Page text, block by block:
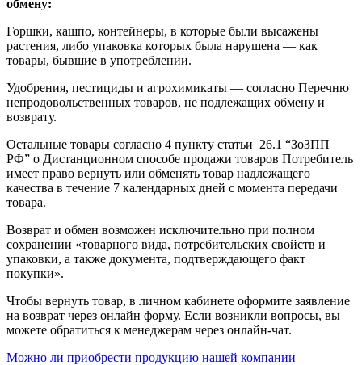
обмену:
Горшки, кашпо, контейнеры, в которые были высажены
растения, либо упаковка которых была нарушена — как
товары, бывшие в употреблении.
Удобрения, пестициды и агрохимикаты — согласно Перечню
непродовольственных товаров, не подлежащих обмену и
возврату.
Остальные товары согласно 4 пункту статьи 26.1 “ЗоЗПП
РФ” о Дистанционном способе продажи товаров Потребитель
имеет право вернуть или обменять товар надлежащего
качества в течение 7 календарных дней с момента передачи
товара.
Возврат и обмен возможен исключительно при полном
сохранении «товарного вида, потребительских свойств и
упаковки, а также документа, подтверждающего факт
покупки».
Чтобы вернуть товар, в личном кабинете оформите заявление
на возврат через онлайн форму. Если возникли вопросы, вы
можете обратиться к менеджерам через онлайн-чат.
Можно ли приобрести продукцию нашей компании